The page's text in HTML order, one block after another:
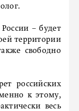
– будет
территории
свободно
российских
к этому,
весь